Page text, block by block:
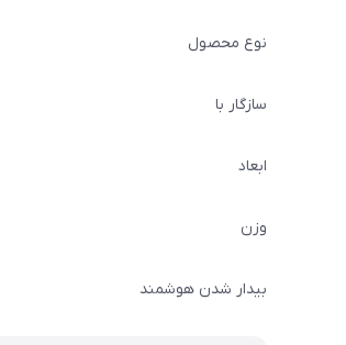
نوع محصول
سازگار با
ابعاد
وزن
بیدار شدن هوشمند